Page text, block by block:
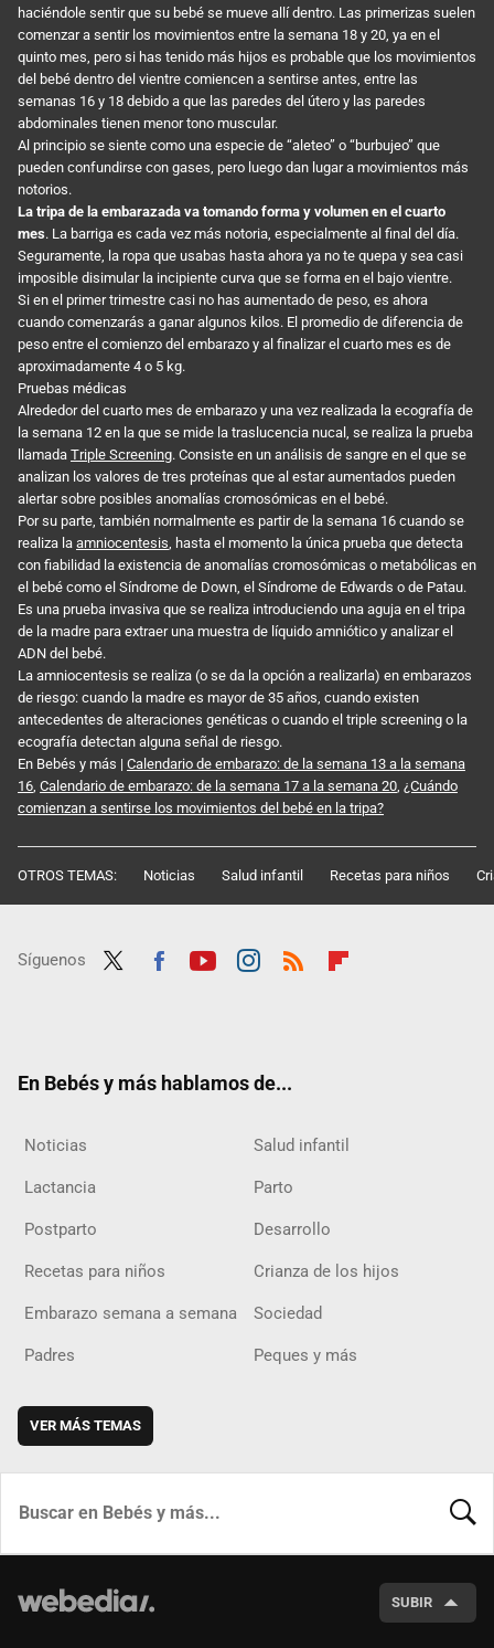
haciéndole sentir que su bebé se mueve allí dentro. Las primerizas suelen
comenzar a sentir los movimientos entre la semana 18 y 20, ya en el
quinto mes, pero si has tenido más hijos es probable que los movimientos
del bebé dentro del vientre comiencen a sentirse antes, entre las
semanas 16 y 18 debido a que las paredes del útero y las paredes
abdominales tienen menor tono muscular.
Al principio se siente como una especie de “aleteo” o “burbujeo” que
pueden confundirse con gases, pero luego dan lugar a movimientos más
notorios.
La tripa de la embarazada va tomando forma y volumen en el cuarto
mes. La barriga es cada vez más notoria, especialmente al final del día.
Seguramente, la ropa que usabas hasta ahora ya no te quepa y sea casi
imposible disimular la incipiente curva que se forma en el bajo vientre.
Si en el primer trimestre casi no has aumentado de peso, es ahora
cuando comenzarás a ganar algunos kilos. El promedio de diferencia de
peso entre el comienzo del embarazo y al finalizar el cuarto mes es de
aproximadamente 4 o 5 kg.
Pruebas médicas
Alrededor del cuarto mes de embarazo y una vez realizada la ecografía de
la semana 12 en la que se mide la traslucencia nucal, se realiza la prueba
llamada Triple Screening. Consiste en un análisis de sangre en el que se
analizan los valores de tres proteínas que al estar aumentados pueden
alertar sobre posibles anomalías cromosómicas en el bebé.
Por su parte, también normalmente es partir de la semana 16 cuando se
realiza la amniocentesis , hasta el momento la única prueba que detecta
con fiabilidad la existencia de anomalías cromosómicas o metabólicas en
el bebé como el Síndrome de Down, el Síndrome de Edwards o de Patau.
Es una prueba invasiva que se realiza introduciendo una aguja en el tripa
de la madre para extraer una muestra de líquido amniótico y analizar el
ADN del bebé.
La amniocentesis se realiza (o se da la opción a realizarla) en embarazos
de riesgo: cuando la madre es mayor de 35 años, cuando existen
antecedentes de alteraciones genéticas o cuando el triple screening o la
ecografía detectan alguna señal de riesgo.
En Bebés y más | Calendario de embarazo: de la semana 13 a la semana
16 Calendario de embarazo: de la semana 17 a la semana 20 ¿Cuándo
comienzan a sentirse los movimientos del bebé en la tripa?
OTROS TEMAS: Noticias Salud infantil Recetas para niños
Síguenos
En Bebés y más hablamos de...
Noticias Salud infantil
Lactancia Parto
Postparto Desarrollo
Recetas para niños Crianza de los hijos
Embarazo semana a semana Sociedad
Padres Peques y más
VER MÁS TEMAS
SUBIR